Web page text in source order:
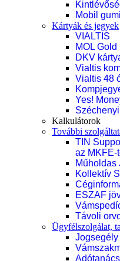
Mobil
Kártyák és jegyek
VIALTIS
MOL
DKV
Vialtis
Vialtis 48
Yes!
Kalkulátorok
További
TIN
az MKFE-
Műholdas
Kollektív
ESZAF
Távoli
Ügyfélszolgálat,